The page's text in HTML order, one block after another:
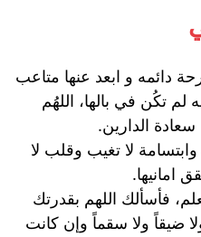
دائمه و ابعد عنها متاعب
لم تكُن في بالها، اللهُم
سعادة الدارين.
لا تغيب وقلب لا
امانيها.
فأسألك اللهم بقدرتك
ضيقاً ولا سقماً وإن كانت